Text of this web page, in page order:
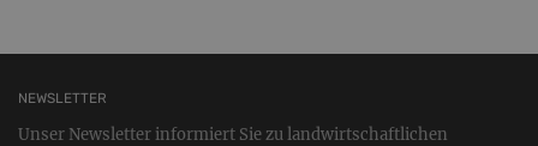
NEWSLETTER
Unser Newsletter informiert Sie zu landwirtschaftlichen